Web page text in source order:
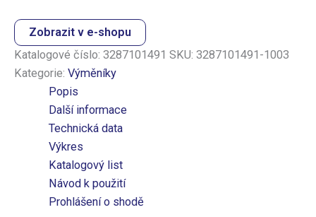
Zobrazit v e-shopu
Katalogové číslo: 3287101491 SKU: 3287101491-1003
Kategorie: Výměníky
Popis
Další informace
Technická data
Výkres
Katalogový list
Návod k použití
Prohlášení o shodě